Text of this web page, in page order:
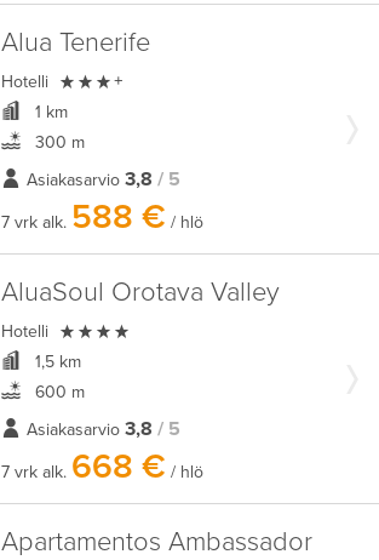
Alua Tenerife
Hotelli  +
1 km
300 m
Asiakasarvio 3,8 / 5
7 vrk alk. 588 € / hlö
AluaSoul Orotava Valley
Hotelli 
1,5 km
600 m
Asiakasarvio 3,8 / 5
7 vrk alk. 668 € / hlö
Apartamentos Ambassador